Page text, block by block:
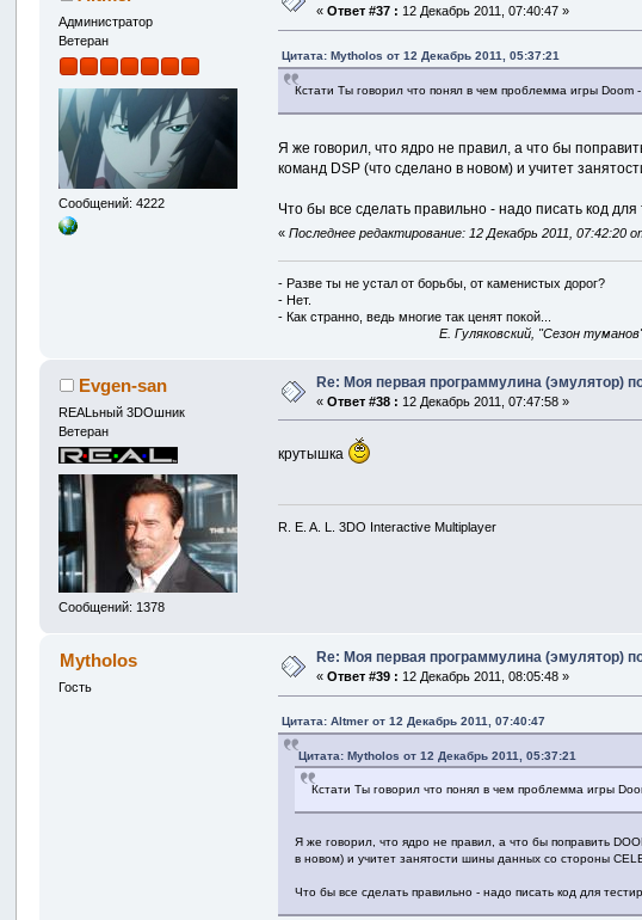
Администратор
Ветеран
Сообщений: 4222
«Ответ #37 : 12 Декабрь 2011, 07:40:47 »
Цитата: Mytholos от 12 Декабрь 2011, 05:37:21
Кстати Ты говорил что понял в чем проблемма игры Doom
Я же говорил, что ядро не правил, а что бы
команд DSP (что сделано в новом) и учитет
Что бы все сделать правильно - надо писать код
«Последнее редактирование: 12 Декабрь 2011, 07:42:20
- Разве ты не устал от борьбы, от каменистых дорог?
- Нет.
- Как странно, ведь многие так ценят покой...
E. Гуляковский, "Сезон
Evgen-san
REALьный 3DOшник
Ветеран
Сообщений: 1378
Re: Моя первая программулина (эмулятор)
«Ответ #38 : 12 Декабрь 2011, 07:47:58 »
крутышка
R. E. A. L. 3DO Interactive Multiplayer
Mytholos
Гость
Re: Моя первая программулина (эмулятор)
«Ответ #39 : 12 Декабрь 2011, 08:05:48 »
Цитата: Altmer от 12 Декабрь 2011, 07:40:47
Цитата: Mytholos от 12 Декабрь 2011, 05:37:21
Кстати Ты говорил что понял в чем проблемма игры
Я же говорил, что ядро не правил, а что бы поправить
в новом) и учитет занятости шины данных со стороны
Что бы все сделать правильно - надо писать код для